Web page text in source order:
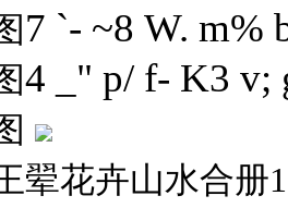
7 `- ~8 W. m%
4 _" p/ f- K3 v;
翚花卉山水合册